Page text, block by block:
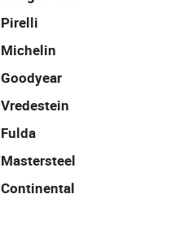
Pirelli
Michelin
Goodyear
Vredestein
Fulda
Mastersteel
Continental